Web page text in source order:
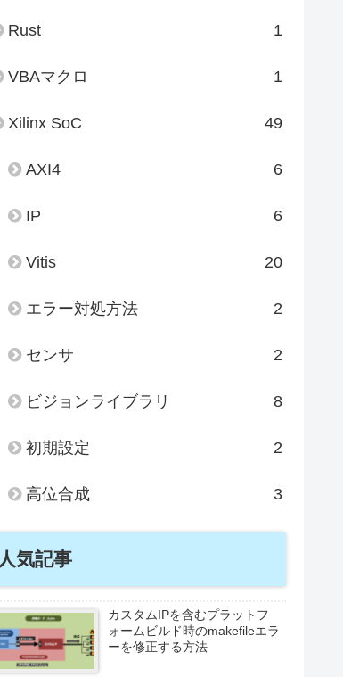
Rust 1
VBAマクロ 1
Xilinx SoC 49
AXI4 6
IP 6
Vitis 20
エラー対処方法 2
センサ 2
ビジョンライブラリ 8
初期設定 2
高位合成 3
人気記事
カスタムIPを含むプラットフ
ォームビルド時のmakefileエラ
ーを修正する方法